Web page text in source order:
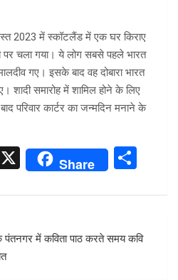
2023 में स्कॉटलैंड में एक घर किराए
पर चला गया। ये लोग सबसे पहले भारत
गए। इसके बाद वह दोबारा भारत
समारोह में शामिल होने के लिए
परिवार कार्टर का जन्मदिन मनाने के
X Share
ar
e
में कविता पाठ करते समय कवि